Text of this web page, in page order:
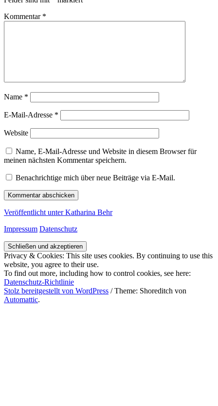
Kommentar *
Name *
E-Mail-Adresse *
Website
Name, E-Mail-Adresse und Website in diesem Browser für
meinen nächsten Kommentar speichern.
Benachrichtige mich über neue Beiträge via E-Mail.
Beitragsnavigation
Veröffentlicht unter Katharina Behr
Impressum Datenschutz
Privacy & Cookies: This site uses cookies. By continuing to use this
website, you agree to their use.
To find out more, including how to control cookies, see here:
Datenschutz-Richtlinie
Stolz bereitgestellt von WordPress /Theme: Shoreditch von
Automattic.